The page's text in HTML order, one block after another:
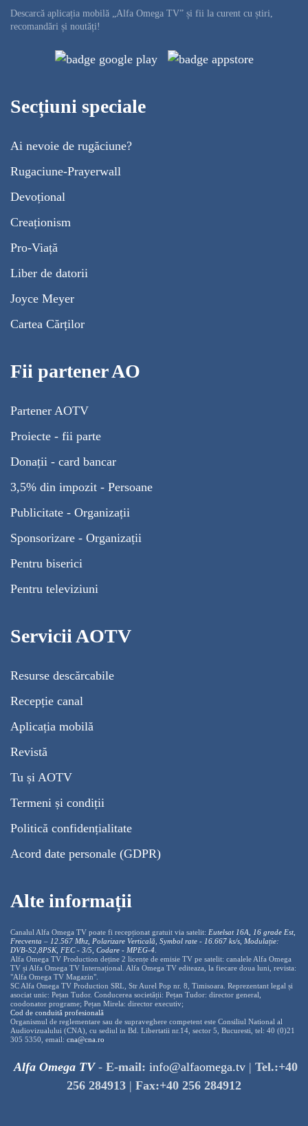
Descarcă aplicația mobilă „Alfa Omega TV” și fii la curent cu știri,
recomandări și noutăți!
Secțiuni speciale
Ai nevoie de rugăciune?
Rugaciune-Prayerwall
Devoțional
Creaționism
Pro-Viață
Liber de datorii
Joyce Meyer
Cartea Cărților
Fii partener AO
Partener AOTV
Proiecte - fii parte
Donații - card bancar
3,5% din impozit - Persoane
Publicitate - Organizații
Sponsorizare - Organizații
Pentru biserici
Pentru televiziuni
Servicii AOTV
Resurse descărcabile
Recepție canal
Aplicația mobilă
Revistă
Tu și AOTV
Termeni și condiții
Politică confidențialitate
Acord date personale (GDPR)
Alte informații
Canalul Alfa Omega TV poate fi recepționat gratuit via satelit: Eutelsat 16A, 16 grade Est,
Frecventa – 12.567 Mhz, Polarizare Verticală, Symbol rate - 16.667 ks/s, Modulație:
DVB-S2,8PSK, FEC - 3/5, Codare - MPEG-4
Alfa Omega TV Production deține 2 licențe de emisie TV pe satelit: canalele Alfa Omega
TV și Alfa Omega TV Internațional. Alfa Omega TV editeaza, la fiecare doua luni, revista:
"Alfa Omega TV Magazin".
SC Alfa Omega TV Production SRL, Str Aurel Pop nr. 8, Timisoara. Reprezentant legal și
asociat unic: Pețan Tudor. Conducerea societății: Pețan Tudor: director general,
coodonator programe; Pețan Mirela: director executiv;
Cod de conduită profesională
Organismul de reglementare sau de supraveghere competent este Consiliul National al
Audiovizualului (CNA), cu sediul in Bd. Libertatii nr.14, sector 5, Bucuresti, tel: 40 (0)21
305 5350, email: cna@cna.ro
Alfa Omega TV- E-mail: info@alfaomega.tv | Tel.:+40
256 284913 | Fax:+40 256 284912